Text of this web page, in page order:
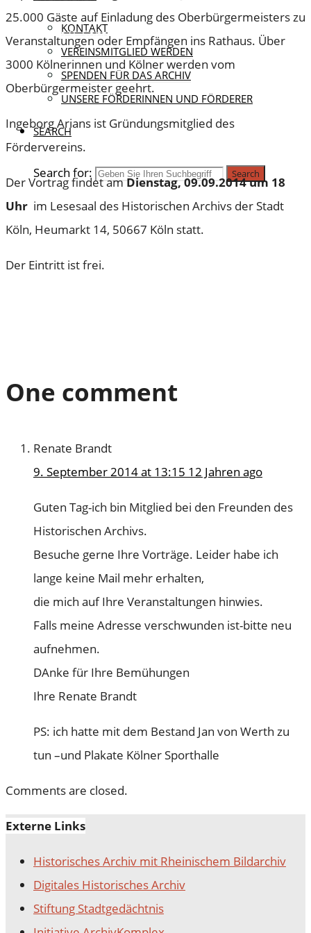
KONTAKT
VEREINSMITGLIED WERDEN
SPENDEN FÜR DAS ARCHIV
UNSERE FÖRDERINNEN UND FÖRDERER
SEARCH
Search for: Search
für Köln wie das Dreigestirn, 4711 oder der FC?“ –
Vortrag am 9. September 2014 von Ingeborg Arians
25.000 Gäste auf Einladung des Oberbürgermeisters zu
Veranstaltungen oder Empfängen ins Rathaus. Über
3000 Kölnerinnen und Kölner werden vom
Oberbürgermeister geehrt.
Ingeborg Arians ist Gründungsmitglied des
Fördervereins.
Der Vortrag findet amDienstag, 09.09.2014 um 18
Uhr im Lesesaal des Historischen Archivs der Stadt
Köln, Heumarkt 14, 50667 Köln statt.
Der Eintritt ist frei.
One comment
Renate Brandt
9. September 2014 at 13:15 12 Jahren ago
Guten Tag-ich bin Mitglied bei den Freunden des
Historischen Archivs.
Besuche gerne Ihre Vorträge. Leider habe ich
lange keine Mail mehr erhalten,
die mich auf Ihre Veranstaltungen hinwies.
Falls meine Adresse verschwunden ist-bitte neu
aufnehmen.
DAnke für Ihre Bemühungen
Ihre Renate Brandt
PS: ich hatte mit dem Bestand Jan von Werth zu
tun –und Plakate Kölner Sporthalle
Comments are closed.
Externe Links
Historisches Archiv mit Rheinischem Bildarchiv
Digitales Historisches Archiv
Stiftung Stadtgedächtnis